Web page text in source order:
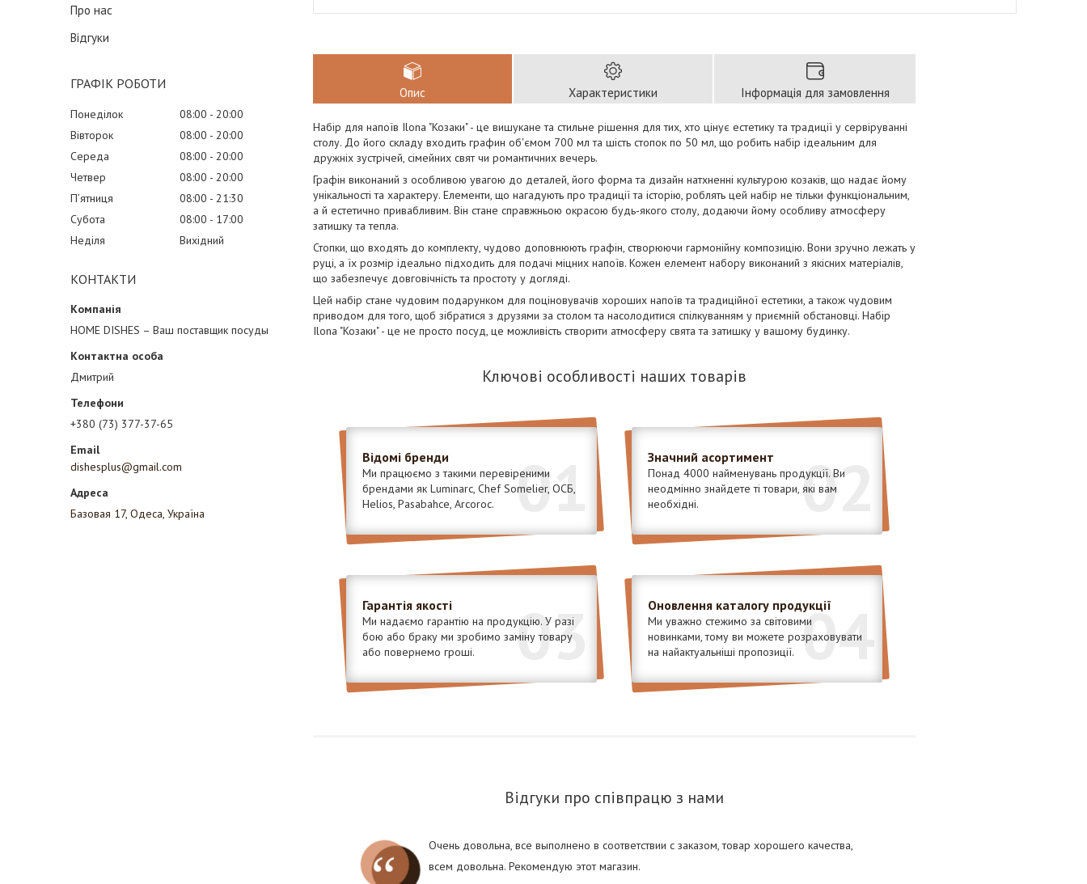
Про нас
Відгуки
ГРАФІК РОБОТИ
Понеділок 08:00
20:00
Вівторок
08:00
20:00
Середа
08:00
20:00
Четвер
08:00
20:00
Пʼятниця
08:00
21:30
Субота
08:00
17:00
Неділя
Вихідний
КОНТАКТИ
HOME DISHES – Ваш поставщик посуды
Дмитрий
+380 (73) 377-37-65
dishesplus@gmail.com
Базовая 17, Одеса, Україна
Опис Характеристики Інформація для замовлення
Набір для напоїв Ilona "Козаки" - це вишукане та стильне рішення для тих, хто цінує естетику та традиції у сервіруванні
столу. До його складу входить графин об'ємом 700 мл та шість стопок по 50 мл, що робить набір ідеальним для
дружніх зустрічей, сімейних свят чи романтичних вечерь.
Графін виконаний з особливою увагою до деталей, його форма та дизайн натхненні культурою козаків, що надає йому
унікальності та характеру. Елементи, що нагадують про традиції та історію, роблять цей набір не тільки функціональним,
а й естетично привабливим. Він стане справжньою окрасою будь-якого столу, додаючи йому особливу атмосферу
затишку та тепла.
Стопки, що входять до комплекту, чудово доповнюють графін, створюючи гармонійну композицію. Вони зручно лежать у
руці, а їх розмір ідеально підходить для подачі міцних напоїв. Кожен елемент набору виконаний з якісних матеріалів,
що забезпечує довговічність та простоту у догляді.
Цей набір стане чудовим подарунком для поціновувачів хороших напоїв та традиційної естетики, а також чудовим
приводом для того, щоб зібратися з друзями за столом та насолодитися спілкуванням у приємній обстановці. Набір
Ilona "Козаки" - це не просто посуд, це можливість створити атмосферу свята та затишку у вашому будинку.
Ключові особливості наших товарів
01
Відомі бренди
Ми працюємо з такими перевіреними
брендами як Luminarc, Chef Somelier, ОСБ,
Helios, Pasabahce, Arcoroc.
02
Значний асортимент
Понад 4000 найменувань продукції. Ви
неодмінно знайдете ті товари, які вам
необхідні.
03
Гарантія якості
Ми надаємо гарантію на продукцію. У разі
бою або браку ми зробимо заміну товару
або повернемо гроші.
04
Оновлення каталогу продукції
Ми уважно стежимо за світовими
новинками, тому ви можете розраховувати
на найактуальніші пропозиції.
Відгуки про співпрацю з нами
Очень довольна, все выполнено в соответствии с заказом, товар хорошего качества,
всем довольна. Рекомендую этот магазин.